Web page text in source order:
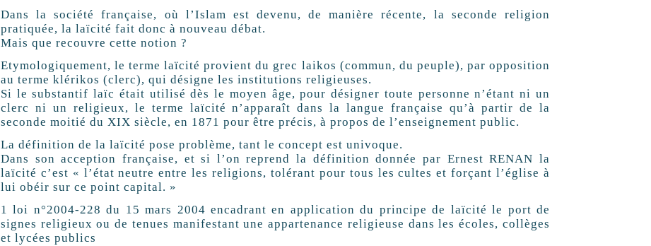
Dans la société française, où l’Islam est devenu, de manière récente, la seconde religion
pratiquée, la laïcité fait donc à nouveau débat.
Mais que recouvre cette notion ?
Etymologiquement, le terme laïcité provient du grec laikos (commun, du peuple), par opposition
au terme klérikos (clerc), qui désigne les institutions religieuses.
Si le substantif laïc était utilisé dès le moyen âge, pour désigner toute personne n’étant ni un
clerc ni un religieux, le terme laïcité n’apparaît dans la langue française qu’à partir de la
seconde moitié du XIX siècle, en 1871 pour être précis, à propos de l’enseignement public.
La définition de la laïcité pose problème, tant le concept est univoque.
Dans son acception française, et si l’on reprend la définition donnée par Ernest RENAN la
laïcité c’est « l’état neutre entre les religions, tolérant pour tous les cultes et forçant l’église à
lui obéir sur ce point capital. »
1 loi n°2004-228 du 15 mars 2004 encadrant en application du principe de laïcité le port de
signes religieux ou de tenues manifestant une appartenance religieuse dans les écoles, collèges
et lycées publics